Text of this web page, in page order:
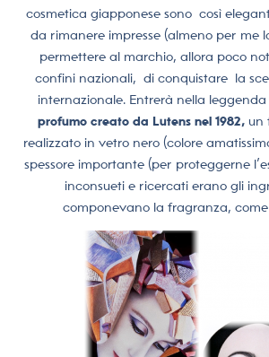
cosmetica giapponese sono così
da rimanere impresse (almeno per me
permettere al marchio, allora poco
confini nazionali, di conquistare la
internazionale. Entrerà nella leggenda
profumo creato da Lutens nel 1982, un
realizzato in vetro nero (colore
spessore importante (per proteggerne
inconsueti e ricercati erano gli
componevano la fragranza, come